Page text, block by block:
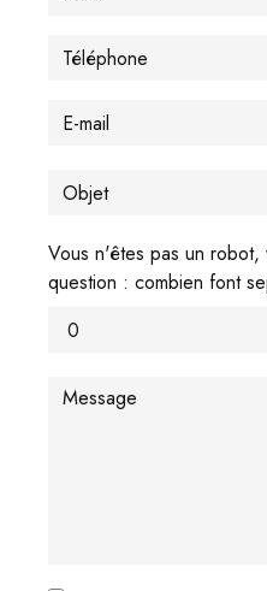
Vous n'êtes pas un
question : combien font